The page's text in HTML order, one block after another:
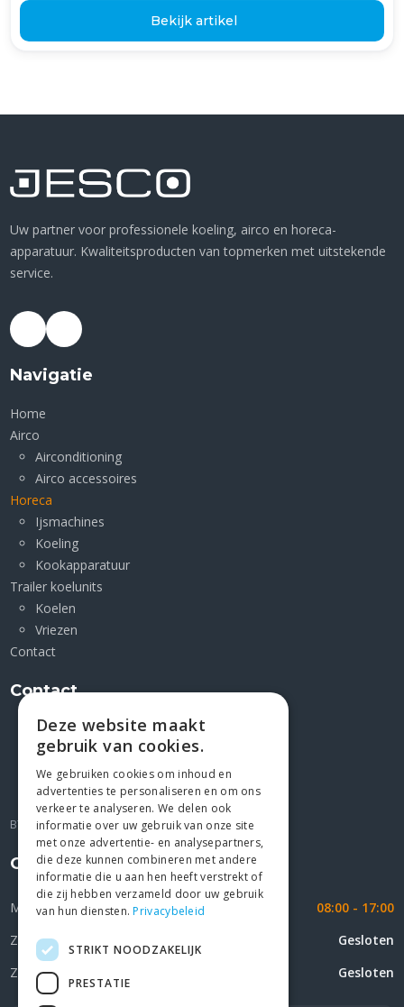
Bekijk artikel
Uw partner voor professionele koeling, airco en horeca-
apparatuur. Kwaliteitsproducten van topmerken met uitstekende
service.
Navigatie
Home
Airco
Airconditioning
Airco accessoires
Horeca
Ijsmachines
Koeling
Kookapparatuur
Trailer koelunits
Koelen
Vriezen
Contact
Contact
Kleimoer 1 F
9030 Mariakerke
+32 9/2823227
gio@jesco4u.be
BTW BE 0439.072.676
Openingsuren
Maandag - Vrijdag
08:00 - 17:00
Zaterdag
Gesloten
Zondag
Gesloten
Deze website maakt
gebruik van cookies.
We gebruiken cookies om inhoud en
advertenties te personaliseren en om ons
verkeer te analyseren. We delen ook
informatie over uw gebruik van onze site
met onze advertentie- en analysepartners,
die deze kunnen combineren met andere
informatie die u aan hen heeft verstrekt of
die zij hebben verzameld door uw gebruik
van hun diensten.Privacybeleid
STRIKT NOODZAKELIJK
PRESTATIE